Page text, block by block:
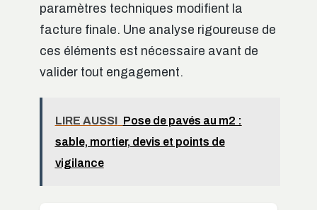
paramètres techniques modifient la
facture finale. Une analyse rigoureuse de
ces éléments est nécessaire avant de
valider tout engagement.
LIRE AUSSI Pose de pavés au m2 :
sable, mortier, devis et points de
vigilance